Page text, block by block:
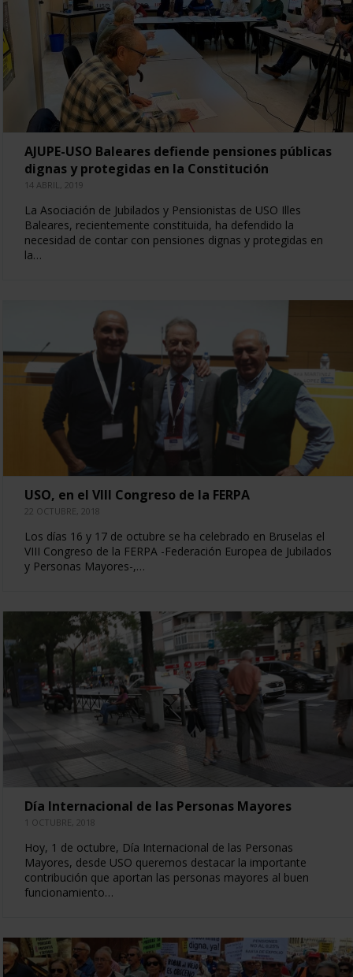
AJUPE-USO Baleares defiende pensiones públicas
dignas y protegidas en la Constitución
14 ABRIL, 2019
La Asociación de Jubilados y Pensionistas de USO Illes
Baleares, recientemente constituida, ha defendido la
necesidad de contar con pensiones dignas y protegidas en
la…
USO, en el VIII Congreso de la FERPA
22 OCTUBRE, 2018
Los días 16 y 17 de octubre se ha celebrado en Bruselas el
VIII Congreso de la FERPA -Federación Europea de Jubilados
y Personas Mayores-,…
Día Internacional de las Personas Mayores
1 OCTUBRE, 2018
Hoy, 1 de octubre, Día Internacional de las Personas
Mayores, desde USO queremos destacar la importante
contribución que aportan las personas mayores al buen
funcionamiento…